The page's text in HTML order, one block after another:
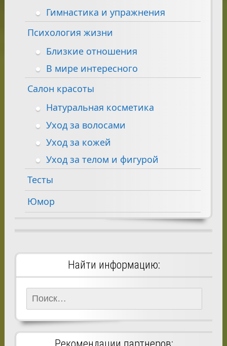
Гимнастика и упражнения
Психология жизни
Близкие отношения
В мире интересного
Салон красоты
Натуральная косметика
Уход за волосами
Уход за кожей
Уход за телом и фигурой
Тесты
Юмор
Найти информацию:
Найти: